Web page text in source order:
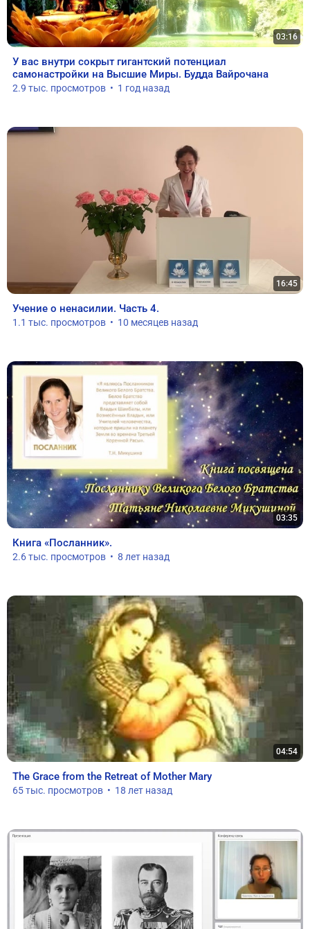
03:16
У вас внутри сокрыт гигантский потенциал
самонастройки на Высшие Миры. Будда Вайрочана
2.9 тыс. просмотров  •  1 год назад
16:45
Учение о ненасилии. Часть 4.
1.1 тыс. просмотров  •  10 месяцев назад
03:35
Книга «Посланник».
2.6 тыс. просмотров  •  8 лет назад
04:54
The Grace from the Retreat of Mother Mary
65 тыс. просмотров  •  18 лет назад